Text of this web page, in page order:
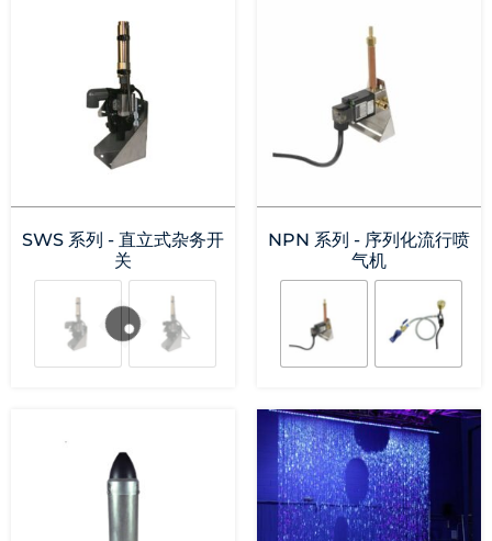
SWS 系列 - 直立式杂务开
关
NPN 系列 - 序列化流行喷
气机